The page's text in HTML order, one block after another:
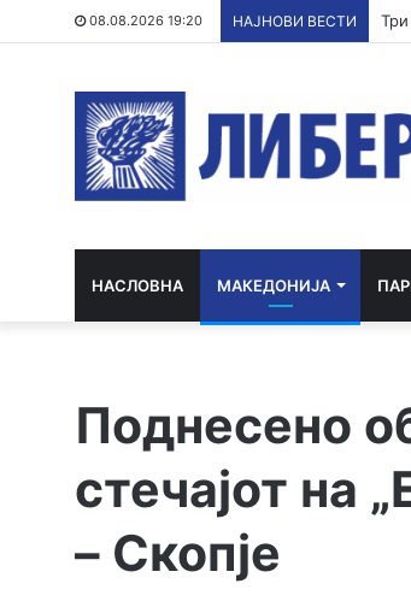
08.08.2026 19:20 НАЈНОВИ ВЕСТИ
НАСЛОВНА МАКЕДОНИЈА
Поднесено
стечајот на
– Скопје